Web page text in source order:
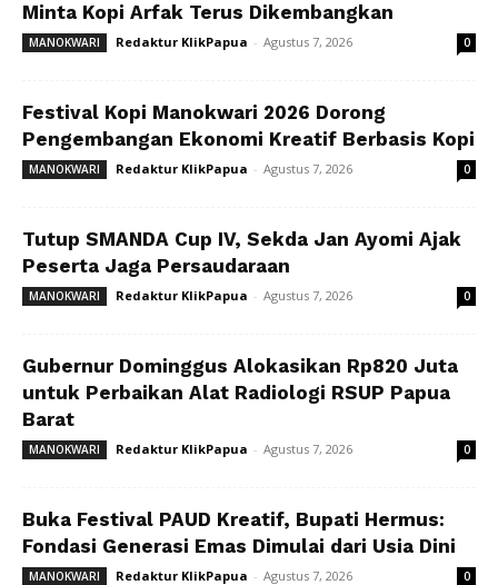
Minta Kopi Arfak Terus Dikembangkan
MANOKWARI Redaktur KlikPapua - Agustus 7, 2026 0
Festival Kopi Manokwari 2026 Dorong
Pengembangan Ekonomi Kreatif Berbasis Kopi
MANOKWARI Redaktur KlikPapua - Agustus 7, 2026 0
Tutup SMANDA Cup IV, Sekda Jan Ayomi Ajak
Peserta Jaga Persaudaraan
MANOKWARI Redaktur KlikPapua - Agustus 7, 2026 0
Gubernur Dominggus Alokasikan Rp820 Juta
untuk Perbaikan Alat Radiologi RSUP Papua
Barat
MANOKWARI Redaktur KlikPapua - Agustus 7, 2026 0
Buka Festival PAUD Kreatif, Bupati Hermus:
Fondasi Generasi Emas Dimulai dari Usia Dini
MANOKWARI Redaktur KlikPapua - Agustus 7, 2026 0